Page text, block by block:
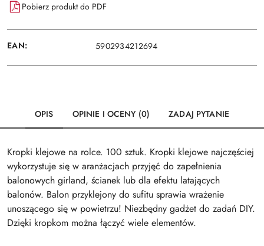
Pobierz produkt do PDF
EAN: 5902934212694
OPIS OPINIE I OCENY (0) ZADAJ PYTANIE
Kropki klejowe na rolce. 100 sztuk. Kropki klejowe najczęściej
wykorzystuje się w aranżacjach przyjęć do zapełnienia
balonowych girland, ścianek lub dla efektu latających
balonów. Balon przyklejony do sufitu sprawia wrażenie
unoszącego się w powietrzu! Niezbędny gadżet do zadań DIY.
Dzięki kropkom można łączyć wiele elementów.